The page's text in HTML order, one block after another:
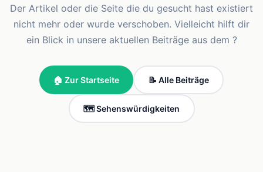
Der Artikel oder die Seite die du gesucht hast existiert
nicht mehr oder wurde verschoben. Vielleicht hilft dir
ein Blick in unsere aktuellen Beiträge aus dem ?
🏠 Zur Startseite 📝 Alle Beiträge
🗺️ Sehenswürdigkeiten